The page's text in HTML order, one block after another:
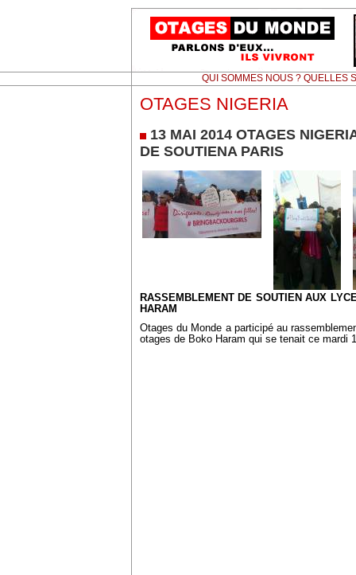
QUI SOMMES NOUS ? QUELLES
OTAGES NIGERIA
13 MAI 2014 OTAGES
DE SOUTIENA PARIS
RASSEMBLEMENT DE SOUTIEN AUX
HARAM
Otages du Monde a participé au
otages de Boko Haram qui se tenait ce mardi